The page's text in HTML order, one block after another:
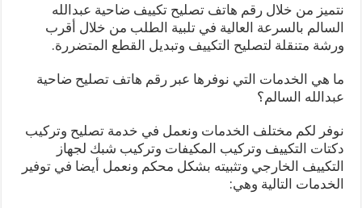
نتميز من خلال رقم هاتف تصليح تكييف ضاحية عبدالله
السالم بالسرعة العالية في تلبية الطلب من خلال أقرب
ورشة متنقلة لتصليح التكييف وتبديل القطع المتضررة.
ما هي الخدمات التي نوفرها عبر رقم هاتف تصليح ضاحية
عبدالله السالم؟
نوفر لكم مختلف الخدمات ونعمل في خدمة تصليح وتركيب
دكتات التكييف وتركيب المكيفات وتركيب شبك لجهاز
التكييف الخارجي وتثبيته بشكل محكم ونعمل أيضا في توفير
الخدمات التالية وهي: